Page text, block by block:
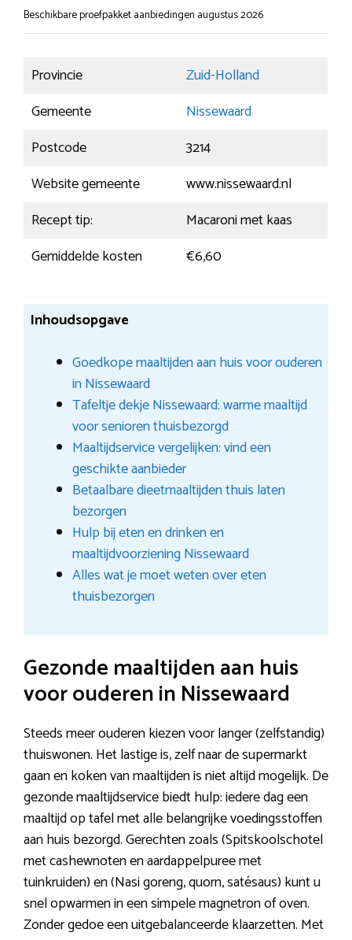
Beschikbare proefpakket aanbiedingen augustus 2026
Provincie
Zuid-Holland
Gemeente
Nissewaard
Postcode
3214
Website gemeente
www.nissewaard.nl
Recept tip:
Macaroni met kaas
Gemiddelde kosten
€6,60
Inhoudsopgave
Goedkope maaltijden aan huis voor ouderen
in Nissewaard
Tafeltje dekje Nissewaard: warme maaltijd
voor senioren thuisbezorgd
Maaltijdservice vergelijken: vind een
geschikte aanbieder
Betaalbare dieetmaaltijden thuis laten
bezorgen
Hulp bij eten en drinken en
maaltijdvoorziening Nissewaard
Alles wat je moet weten over eten
thuisbezorgen
Gezonde maaltijden aan huis
voor ouderen in Nissewaard
Steeds meer ouderen kiezen voor langer (zelfstandig)
thuiswonen. Het lastige is, zelf naar de supermarkt
gaan en koken van maaltijden is niet altijd mogelijk. De
gezonde maaltijdservice biedt hulp: iedere dag een
maaltijd op tafel met alle belangrijke voedingsstoffen
aan huis bezorgd. Gerechten zoals (Spitskoolschotel
met cashewnoten en aardappelpuree met
tuinkruiden) en (Nasi goreng, quorn, satésaus) kunt u
snel opwarmen in een simpele magnetron of oven.
Zonder gedoe een uitgebalanceerde klaarzetten. Met